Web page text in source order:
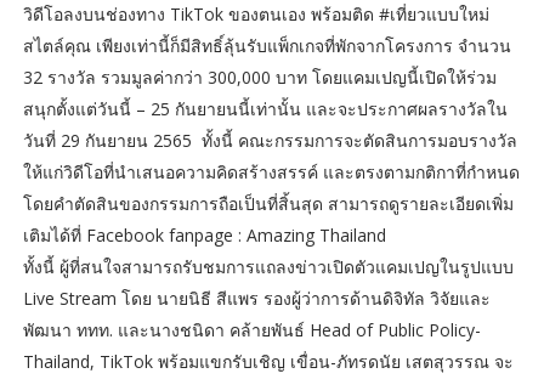
วิดีโอลงบนช่องทาง TikTok ของตนเอง พร้อมติด #เที่ยวแบบใหม่
สไตล์คุณ เพียงเท่านี้ก็มีสิทธิ์ลุ้นรับแพ็กเกจที่พักจากโครงการ จำนวน
32 รางวัล รวมมูลค่ากว่า 300,000 บาท โดยแคมเปญนี้เปิดให้ร่วม
สนุกตั้งแต่วันนี้ – 25 กันยายนนี้เท่านั้น และจะประกาศผลรางวัลใน
วันที่ 29 กันยายน 2565 ทั้งนี้ คณะกรรมการจะตัดสินการมอบรางวัล
ให้แก่วิดีโอที่นำเสนอความคิดสร้างสรรค์ และตรงตามกติกาที่กำหนด
โดยคำตัดสินของกรรมการถือเป็นที่สิ้นสุด สามารถดูรายละเอียดเพิ่ม
เติมได้ที่ Facebook fanpage : Amazing Thailand
ทั้งนี้ ผู้ที่สนใจสามารถรับชมการแถลงข่าวเปิดตัวแคมเปญในรูปแบบ
Live Stream โดย นายนิธี สีแพร รองผู้ว่าการด้านดิจิทัล วิจัยและ
พัฒนา ททท. และนางชนิดา คล้ายพันธ์ Head of Public Policy-
Thailand, TikTok พร้อมแขกรับเชิญ เขื่อน-ภัทรดนัย เสตสุวรรณ จะ